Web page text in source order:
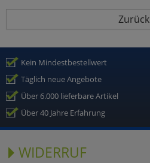
Zurück
Kein Mindestbestellwert
Täglich neue Angebote
Über 6.000 lieferbare Artikel
Über 40 Jahre Erfahrung
WIDERRUF